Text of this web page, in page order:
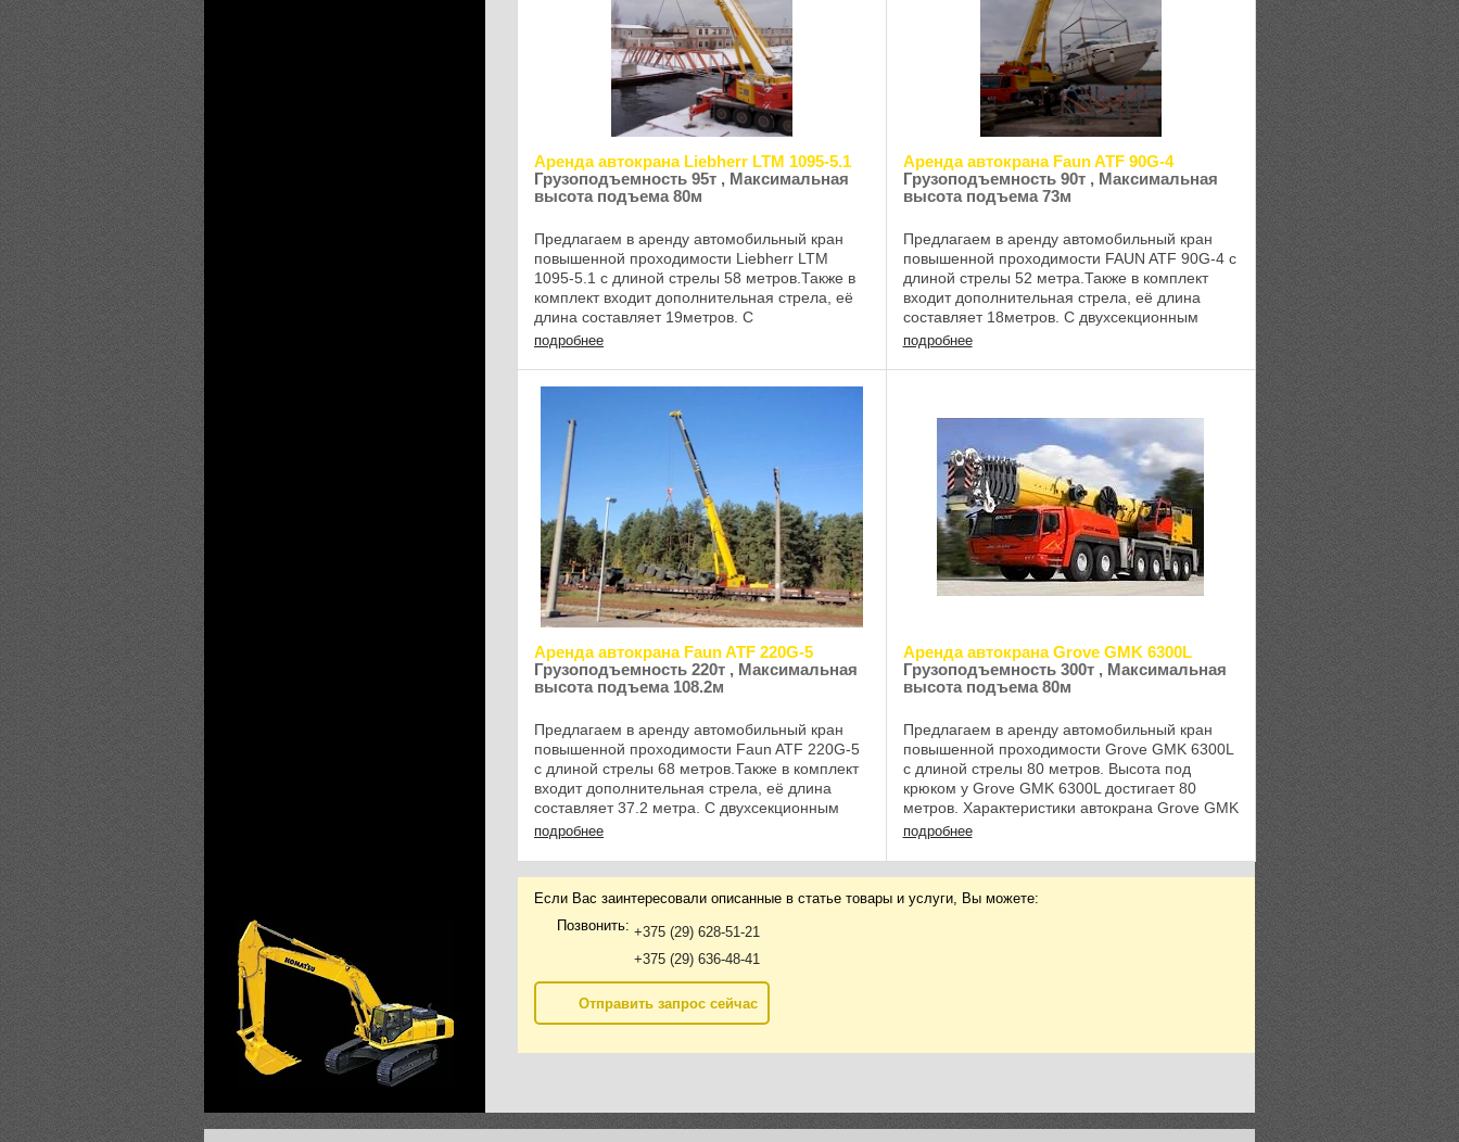
Аренда автокрана Liebherr LTM 1095-5.1
Грузоподъемность 95т , Максимальная
высота подъема 80м
Предлагаем в аренду автомобильный кран
повышенной проходимости Liebherr LTM
1095-5.1 с длиной стрелы 58 метров.Также в
комплект входит дополнительная стрела, её
длина составляет 19метров. С
двухсекционным откидным удлинителем
подробнее
Аренда автокрана Faun ATF 90G-4
Грузоподъемность 90т , Максимальная
высота подъема 73м
Предлагаем в аренду автомобильный кран
повышенной проходимости FAUN ATF 90G-4 с
длиной стрелы 52 метра.Также в комплект
входит дополнительная стрела, её длина
составляет 18метров. С двухсекционным
откидным удлинителем стрелы, высота под
подробнее
Аренда автокрана Faun ATF 220G-5
Грузоподъемность 220т , Максимальная
высота подъема 108.2м
Предлагаем в аренду автомобильный кран
повышенной проходимости Faun ATF 220G-5
с длиной стрелы 68 метров.Также в комплект
входит дополнительная стрела, её длина
составляет 37.2 метра. С двухсекционным
откидным удлинителем стрелы, высота под
подробнее
Аренда автокрана Grove GMK 6300L
Грузоподъемность 300т , Максимальная
высота подъема 80м
Предлагаем в аренду автомобильный кран
повышенной проходимости Grove GMK 6300L
с длиной стрелы 80 метров. Высота под
крюком у Grove GMK 6300L достигает 80
метров. Характеристики автокрана Grove GMK
6300L : Грузоподъемность, т 300 Стрела, м 80
подробнее
Если Вас заинтересовали описанные в статье товары и услуги, Вы можете:
Позвонить: +375 (29) 628-51-21
+375 (29) 636-48-41
Отправить запрос сейчас